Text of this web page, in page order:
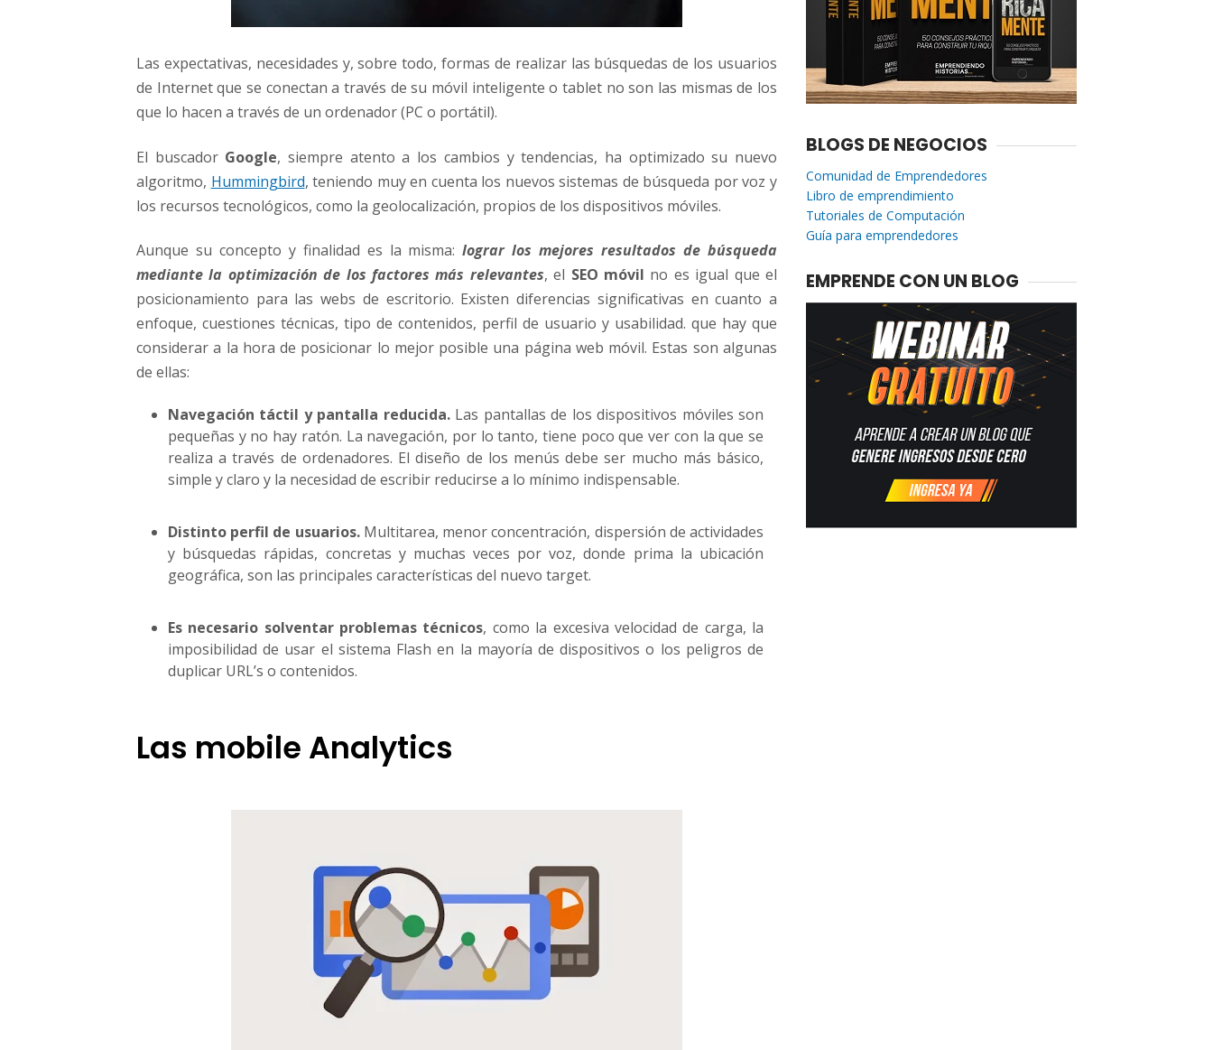
n
e
Las expectativas, necesidades y, sobre todo, formas de realizar las búsquedas de los usuarios
de Internet que se conectan a través de su móvil inteligente o tablet no son las mismas de los
que lo hacen a través de un ordenador (PC o portátil).
El buscador Google, siempre atento a los cambios y tendencias, ha optimizado su nuevo
algoritmo, Hummingbird, teniendo muy en cuenta los nuevos sistemas de búsqueda por voz y
los recursos tecnológicos, como la geolocalización, propios de los dispositivos móviles.
Aunque su concepto y finalidad es la misma:lograr los mejores resultados de búsqueda
mediante la optimización de los factores más relevantes, el SEO móvil no es igual que el
posicionamiento para las webs de escritorio. Existen diferencias significativas en cuanto a
enfoque, cuestiones técnicas, tipo de contenidos, perfil de usuario y usabilidad. que hay que
considerar a la hora de posicionar lo mejor posible una página web móvil. Estas son algunas
de ellas:
Navegación táctil y pantalla reducida.Las pantallas de los dispositivos móviles son
pequeñas y no hay ratón. La navegación, por lo tanto, tiene poco que ver con la que se
realiza a través de ordenadores. El diseño de los menús debe ser mucho más básico,
simple y claro y la necesidad de escribir reducirse a lo mínimo indispensable.
Distinto perfil de usuarios.Multitarea, menor concentración, dispersión de actividades
y búsquedas rápidas, concretas y muchas veces por voz, donde prima la ubicación
geográfica, son las principales características del nuevo target.
Es necesario solventar problemas técnicos, como la excesiva velocidad de carga, la
imposibilidad de usar el sistema Flash en la mayoría de dispositivos o los peligros de
duplicar URL’s o contenidos.
Las mobile Analytics
BLOGS DE NEGOCIOS
Comunidad de Emprendedores
Libro de emprendimiento
Tutoriales de Computación
Guía para emprendedores
EMPRENDE CON UN BLOG